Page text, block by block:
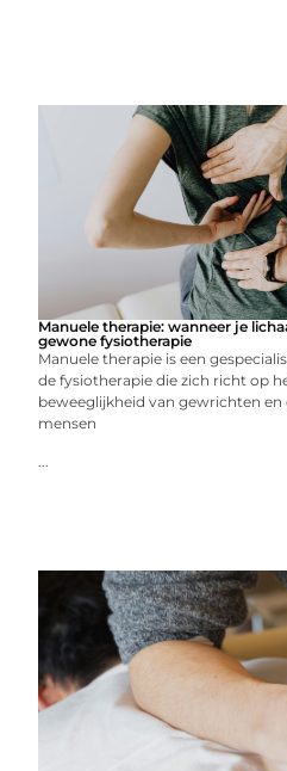
Manuele therapie: wanneer je
gewone fysiotherapie
Manuele therapie is een
de fysiotherapie die zich richt op
beweeglijkheid van gewrichten en
mensen
...